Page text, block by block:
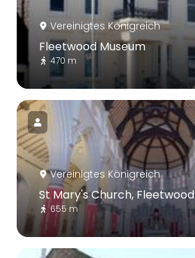
Vereinigtes Königreich
Fleetwood Museum
470 m
Vereinigtes Königreich
St Mary's Church, Fleetwood
655 m